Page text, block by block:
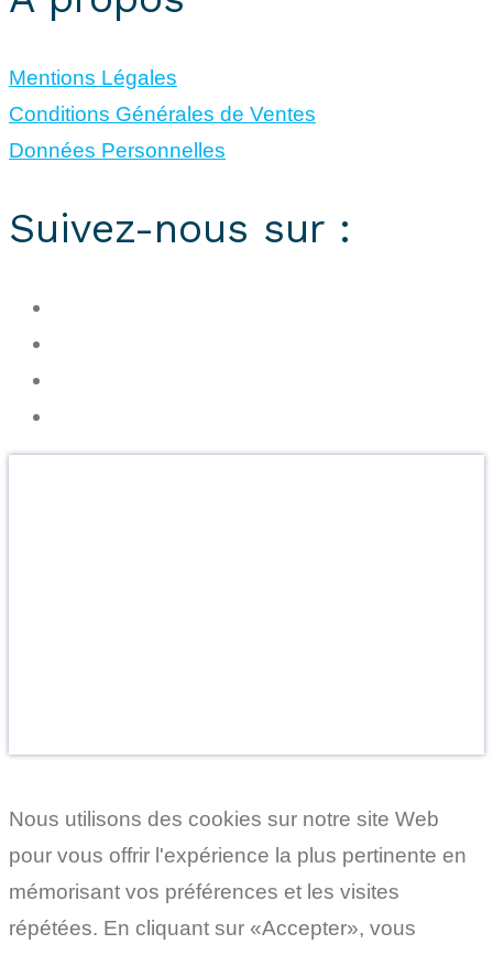
Mentions Légales
Conditions Générales de Ventes
Données Personnelles
Suivez-nous sur :
Nous utilisons des cookies sur notre site Web
pour vous offrir l'expérience la plus pertinente en
mémorisant vos préférences et les visites
répétées. En cliquant sur «Accepter», vous